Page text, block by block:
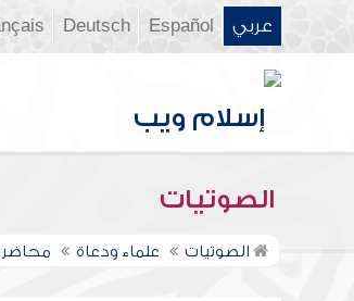
عربي Español
Deutsch
الصوتيات
الصوتيات علماء ودعاة